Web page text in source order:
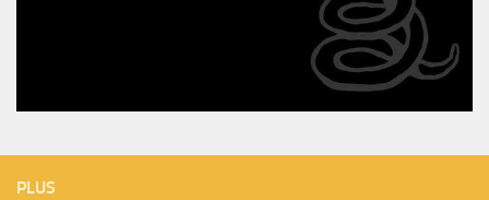
PLUS